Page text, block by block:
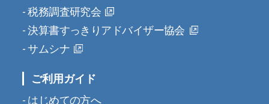
税務調査研究会
決算書すっきりアドバイザー協会
サムシナ
ご利用ガイド
はじめての方へ